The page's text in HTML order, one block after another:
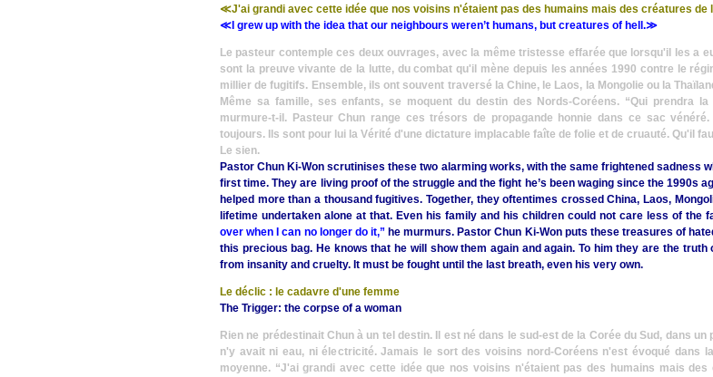
≪J'ai grandi avec cette idée que nos voisins n'étaient pas des humains mais des créatures
≪ I grew up with the idea that our neighbours weren’t humans, but creatures of hell.≫
Le pasteur contemple ces deux ouvrages, avec la même tristesse effarée que lorsqu'il les a
sont la preuve vivante de la lutte, du combat qu'il mène depuis les années 1990 contre le
millier de fugitifs. Ensemble, ils ont souvent traversé la Chine, le Laos, la Mongolie ou la
Même sa famille, ses enfants, se moquent du destin des Nords-Coréens. “Qui prendra
murmure-t-il. Pasteur Chun range ces trésors de propagande honnie dans ce sac
toujours. Ils sont pour lui la Vérité d'une dictature implacable faîte de folie et de cruauté. Qu'il
Le sien.
Pastor Chun Ki-Won scrutinises these two alarming works, with the same frightened sadness
first time. They are living proof of the struggle and the fight he’s been waging since the 1990s
helped more than a thousand fugitives. Together, they oftentimes crossed China, Laos,
lifetime undertaken alone at that. Even his family and his children could not care less of the
over when I can no longer do it,”he murmurs. Pastor Chun Ki-Won puts these treasures of
this precious bag. He knows that he will show them again and again. To him they are the
from insanity and cruelty. It must be fought until the last breath, even his very own.
Le déclic : le cadavre d'une femme
The Trigger: the corpse of a woman
Rien ne prédestinait Chun à un tel destin. Il est né dans le sud-est de la Corée du Sud, dans
n'y avait ni eau, ni électricité. Jamais le sort des voisins nord-Coréens n'est évoqué dans
moyenne. “J'ai grandi avec cette idée que nos voisins n'étaient pas des humains mais des